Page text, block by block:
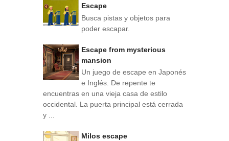
Escape
Busca pistas y objetos para
poder escapar.
Escape from mysterious
mansion
Un juego de escape en Japonés
e Inglés. De repente te
encuentras en una vieja casa de estilo
occidental. La puerta principal está cerrada
y ...
Milos escape